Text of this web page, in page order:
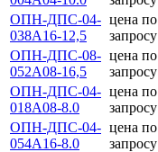
ОПН-ДПС-04-
038А16-12,5
цена по
запросу
ОПН-ДПС-08-
052А08-16,5
цена по
запросу
ОПН-ДПС-04-
018А08-8.0
цена по
запросу
ОПН-ДПС-04-
054А16-8.0
цена по
запросу